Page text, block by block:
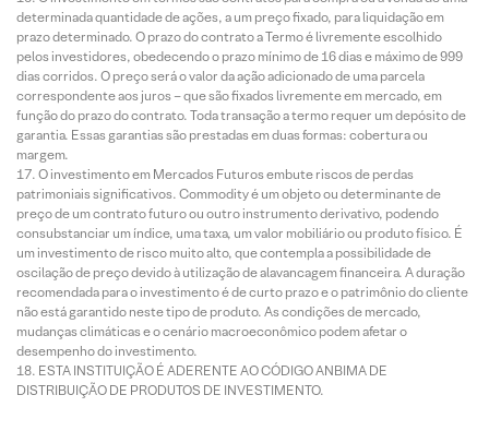
determinada quantidade de ações, a um preço fixado, para liquidação em
prazo determinado. O prazo do contrato a Termo é livremente escolhido
pelos investidores, obedecendo o prazo mínimo de 16 dias e máximo de 999
dias corridos. O preço será o valor da ação adicionado de uma parcela
correspondente aos juros – que são fixados livremente em mercado, em
função do prazo do contrato. Toda transação a termo requer um depósito de
garantia. Essas garantias são prestadas em duas formas: cobertura ou
margem.
O investimento em Mercados Futuros embute riscos de perdas
patrimoniais significativos. Commodity é um objeto ou determinante de
preço de um contrato futuro ou outro instrumento derivativo, podendo
consubstanciar um índice, uma taxa, um valor mobiliário ou produto físico. É
um investimento de risco muito alto, que contempla a possibilidade de
oscilação de preço devido à utilização de alavancagem financeira. A duração
recomendada para o investimento é de curto prazo e o patrimônio do cliente
não está garantido neste tipo de produto. As condições de mercado,
mudanças climáticas e o cenário macroeconômico podem afetar o
desempenho do investimento.
ESTA INSTITUIÇÃO É ADERENTE AO CÓDIGO ANBIMA DE
DISTRIBUIÇÃO DE PRODUTOS DE INVESTIMENTO.